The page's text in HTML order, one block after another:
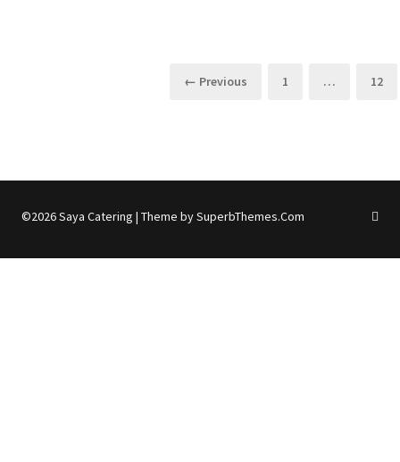
← Previous Page
1 … Page
12
©2026 Saya Catering | Theme bySuperbThemes.Com